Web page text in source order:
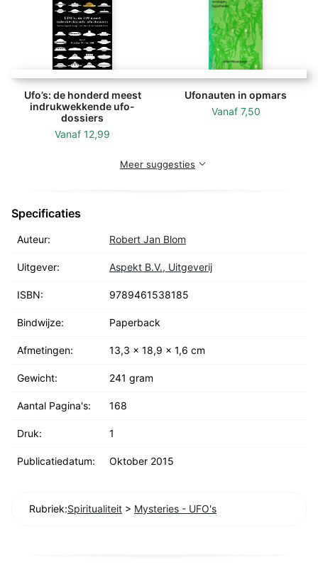
Ufo’s: de honderd meest
indrukwekkende ufo-
dossiers
Vanaf 12,99
Ufonauten in opmars
Vanaf 7,50
Meer suggesties
Specificaties
Auteur: Robert Jan Blom
Uitgever: Aspekt B.V., Uitgeverij
ISBN: 9789461538185
Bindwijze: Paperback
Afmetingen: 13,3 x 18,9 x 1,6 cm
Gewicht: 241 gram
Aantal Pagina's: 168
Druk: 1
Publicatiedatum: Oktober 2015
Rubriek:Spiritualiteit > Mysteries - UFO's